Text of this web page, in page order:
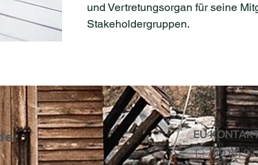
und Vertretungsorgan für seine
Stakeholdergruppen.
EU
​T.: +49 (0)